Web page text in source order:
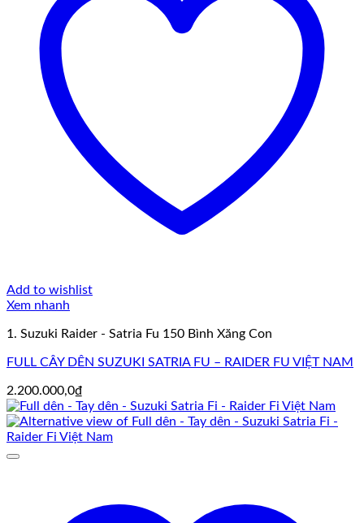
Add to wishlist
Xem nhanh
1. Suzuki Raider - Satria Fu 150 Bình Xăng Con
FULL CÂY DÊN SUZUKI SATRIA FU – RAIDER FU VIỆT NAM
2.200.000,0₫